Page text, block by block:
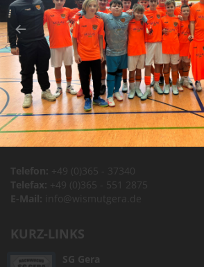
"Stadion am Steg"
Zwötzener Str. 2 A
07551 Gera
STADIONANFAHRT
KONTAKT
Adresse:BSG Wismut Gera e.V.
Ort: Zwötzener Str. 2 A | 07551 Gera
Telefon:
+49 (0)365 - 37340
Telefax:
+49 (0)365 - 551 2875
E-Mail:
info@wismutgera.de
KURZ-LINKS
SG Gera